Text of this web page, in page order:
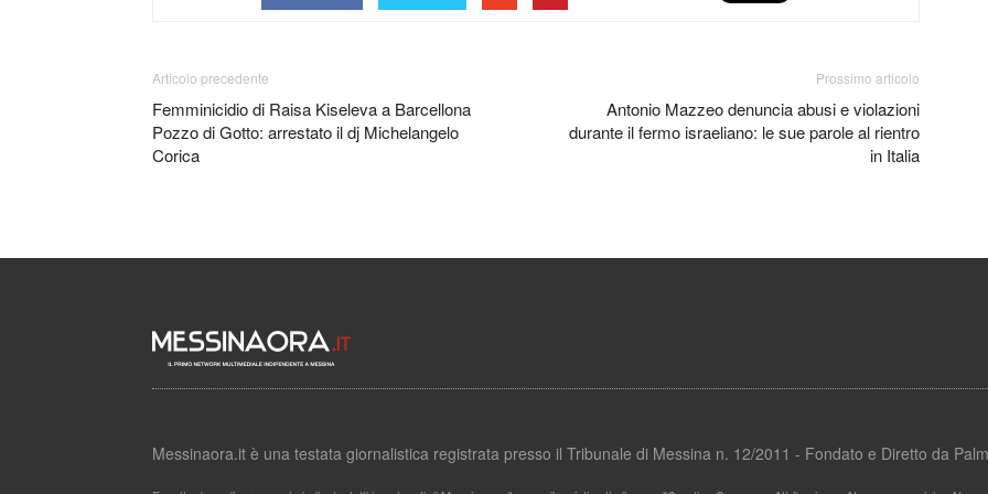
Articolo precedente
Femminicidio di Raisa Kiseleva a Barcellona
Pozzo di Gotto: arrestato il dj Michelangelo
Corica
Prossimo articolo
Antonio Mazzeo denuncia abusi e violazioni
durante il fermo israeliano: le sue parole al rientro
in Italia
Messinaora.it è una testata giornalistica registrata presso il Tribunale di Messina n. 12/2011 - Fondato e Diretto da